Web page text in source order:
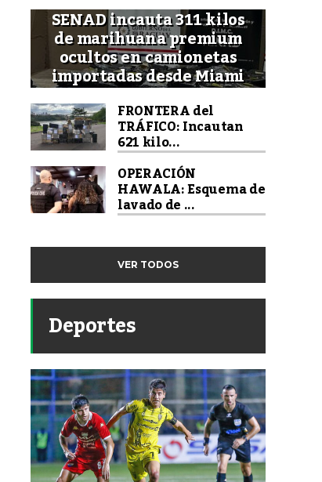
SENAD incauta 311 kilos
de marihuana premium
ocultos en camionetas
importadas desde Miami
FRONTERA del
TRÁFICO: Incautan
621 kilo...
OPERACIÓN
HAWALA: Esquema de
lavado de ...
VER TODOS
Deportes